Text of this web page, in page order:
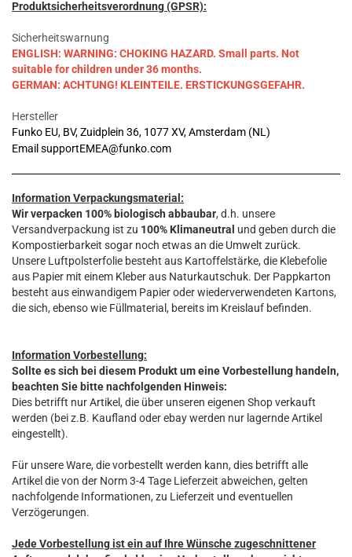
Produktsicherheitsverordnung (GPSR):
Sicherheitswarnung
ENGLISH: WARNING: CHOKING HAZARD. Small parts. Not
suitable for children under 36 months.
GERMAN: ACHTUNG! KLEINTEILE. ERSTICKUNGSGEFAHR.
Hersteller
Funko EU, BV, Zuidplein 36, 1077 XV, Amsterdam (NL)
Email supportEMEA@funko.com
Information Verpackungsmaterial:
Wir verpacken 100% biologisch abbaubar, d.h. unsere
Versandverpackung ist zu 100% Klimaneutral und geben durch die
Kompostierbarkeit sogar noch etwas an die Umwelt zurück.
Unsere Luftpolsterfolie besteht aus Kartoffelstärke, die Klebefolie
aus Papier mit einem Kleber aus Naturkautschuk. Der Pappkarton
besteht aus einwandigem Papier oder wiederverwendeten Kartons,
die sich, ebenso wie Füllmaterial, bereits im Kreislauf befinden.
Information Vorbestellung:
Sollte es sich bei diesem Produkt um eine Vorbestellung handeln,
beachten Sie bitte nachfolgenden Hinweis:
Dies betrifft nur Artikel, die über unseren eigenen Shop verkauft
werden (bei z.B. Kaufland oder ebay werden nur lagernde Artikel
eingestellt).
Für unsere Ware, die vorbestellt werden kann, dies betrifft alle
Artikel die von der Norm 3-4 Tage Lieferzeit abweichen, gelten
nachfolgende Informationen, zu Lieferzeit und eventuellen
Verzögerungen.
Jede Vorbestellung ist ein auf Ihre Wünsche zugeschnittener